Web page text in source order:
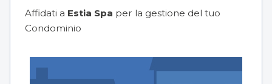
Affidati a Estia Spa per la gestione del tuo
Condominio